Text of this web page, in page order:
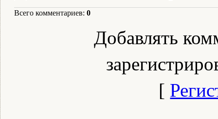
Всего комментариев: 0
Добавлять
[